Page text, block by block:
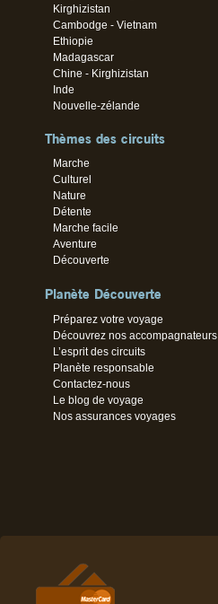
Kirghizistan
Cambodge - Vietnam
Ethiopie
Madagascar
Chine - Kirghizistan
Inde
Nouvelle-zélande
Thèmes des circuits
Marche
Culturel
Nature
Détente
Marche facile
Aventure
Découverte
Planète Découverte
Préparez votre voyage
Découvrez nos accompagnateurs
L’esprit des circuits
Planète responsable
Contactez-nous
Le blog de voyage
Nos assurances voyages